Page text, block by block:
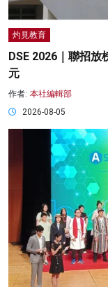
灼見教育
DSE 2026｜聯招放
元
作者: 本社編輯部
2026-08-05